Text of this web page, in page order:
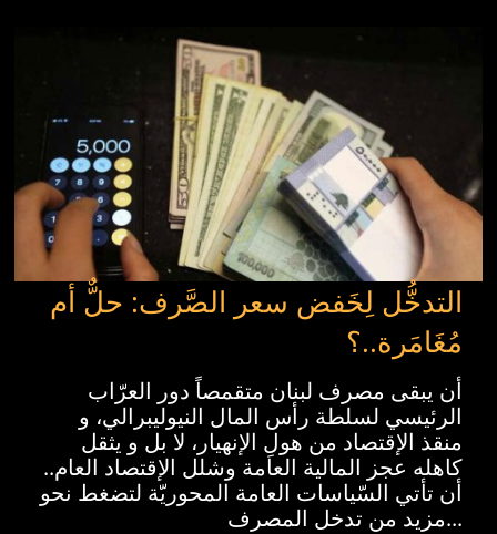
التدخُّل لِخَفض سعر الصَّرف: حلٌّ أم
مُغَامَرة..؟
أن يبقى مصرف لبنان متقمصاً دور العرّاب
الرئيسي لسلطة رأس المال النيوليبرالي، و
منقذ الإقتصاد من هولِ الإنهيار، لا بل و يثقل
كاهله عجز المالية العامة وشلل الإقتصاد العام..
أن تأتي السّياسات العامة المحوريّة لتضغط نحو
مزيد من تدخل المصرف...